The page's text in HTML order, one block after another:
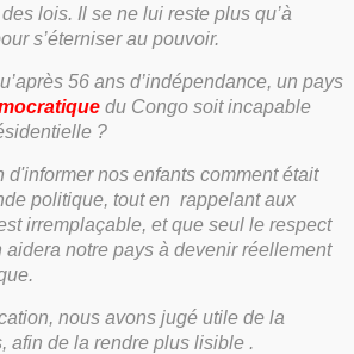
lois. Il se ne lui reste plus qu’à
s’éterniser au pouvoir.
56 ans d’indépendance, un pays
du Congo soit incapable
?
nos enfants comment était
politique, tout en rappelant aux
irremplaçable, et que seul le respect
notre pays à devenir réellement
nous avons jugé utile de la
afin de la rendre plus lisible .